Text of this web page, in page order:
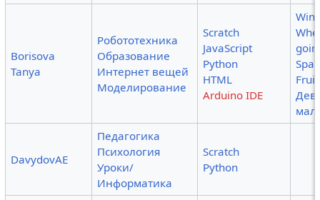
Borisova
Tanya
Робототехника
Образование
Интернет вещей
Моделирование
Scratch
JavaScript
Python
HTML
Arduino IDE
DavydovAE
Педагогика
Психология
Уроки/
Информатика
Scratch
Python